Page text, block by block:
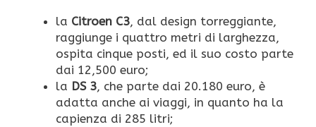
la Citroen C3, dal design torreggiante,
raggiunge i quattro metri di larghezza,
ospita cinque posti, ed il suo costo parte
dai 12,500 euro;
la DS 3, che parte dai 20.180 euro, è
adatta anche ai viaggi, in quanto ha la
capienza di 285 litri;